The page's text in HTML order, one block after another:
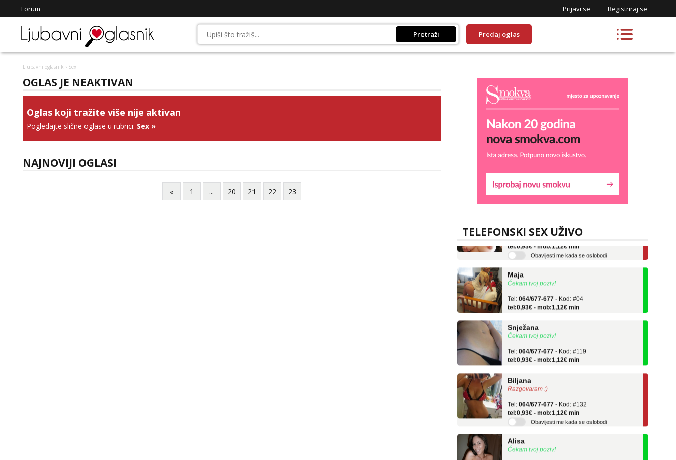
Forum Prijavi se Registriraj se
Pretraži Predaj oglas
Ljubavni oglasnik › Sex
OGLAS JE NEAKTIVAN
Oglas koji tražite više nije aktivan
Pogledajte slične oglase u rubrici: Sex »
NAJNOVIJI OGLASI
« 1 ... 20 21 22 23
TELEFONSKI SEX UŽIVO
Liliana
Tel:064/677-677 - Kod: #69
tel:0,93€ - mob:1,12€ min
Obavijesti me kada se oslobodi
Čekam tvoj poziv!
tel:0,93€ - mob:1,12€ min
Čekam tvoj poziv!
tel:0,93€ - mob:1,12€ min
Razgovaram :)
tel:0,93€ - mob:1,12€ min
Obavijesti me kada se oslobodi
Čekam tvoj poziv!